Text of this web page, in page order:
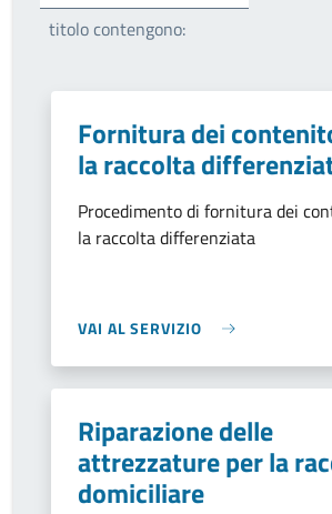
titolo contengono:
Fornitura dei
la raccolta
Procedimento di fornitura dei
la raccolta differenziata
VAI AL SERVIZIO
Riparazione delle
attrezzature per la
domiciliare